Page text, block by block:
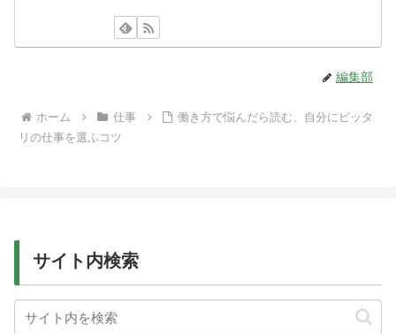
編集部
ホーム 仕事
働き方で悩んだら読む、自分にピッタ
リの仕事を選ふコツ
サイト内検索